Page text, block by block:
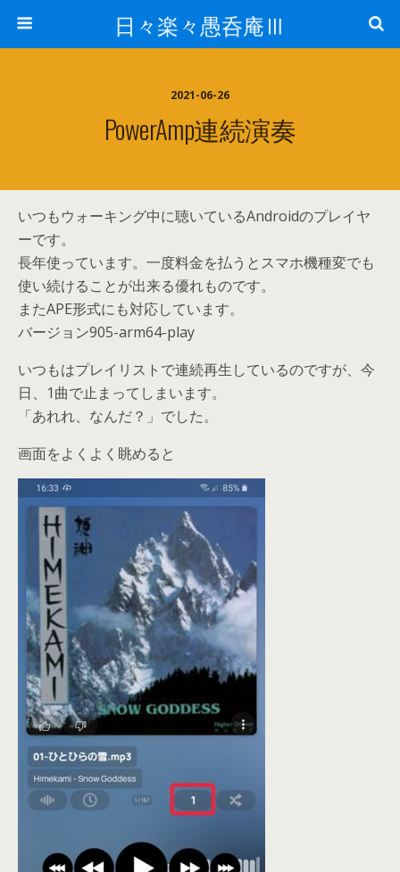
日々楽々愚呑庵Ⅲ
2021-06-26
PowerAmp連続演奏
いつもウォーキング中に聴いているAndroidのプレイヤ
ーです。
長年使っています。一度料金を払うとスマホ機種変でも
使い続けることが出来る優れものです。
またAPE形式にも対応しています。
バージョン905-arm64-play
いつもはプレイリストで連続再生しているのですが、今
日、1曲で止まってしまいます。
「あれれ、なんだ？」でした。
画面をよくよく眺めると